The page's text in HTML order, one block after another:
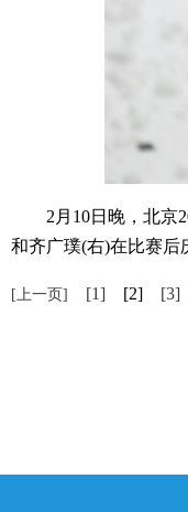
2月10日晚，北京
和齐广璞(右)在比赛后
[上一页] [1] [2] [3]